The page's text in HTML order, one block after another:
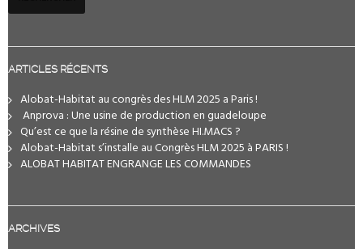
ARTICLES RÉCENTS
Alobat-Habitat au congrès des HLM 2025 a Paris !
️ Anprova : Une usine de production en guadeloupe
Qu’est ce que la résine de synthèse HI.MACS ?
Alobat-Habitat s’installe au Congrès HLM 2025 à PARIS !
ALOBAT HABITAT ENGRANGE LES COMMANDES
ARCHIVES